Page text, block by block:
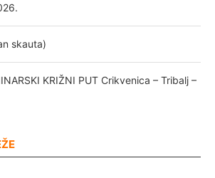
skauta)
KRIŽNI PUT Crikvenica – Tribalj –